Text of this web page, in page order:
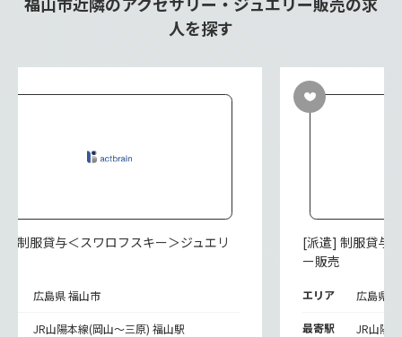
人を探す
] 制服貸与＜スワロフスキー＞ジュエリ
広島県 福山市
JR山陽本線(岡山～三原) 福山駅
[派遣] 制服貸与
ー販売
エリア 広島県
最寄駅 JR山陽